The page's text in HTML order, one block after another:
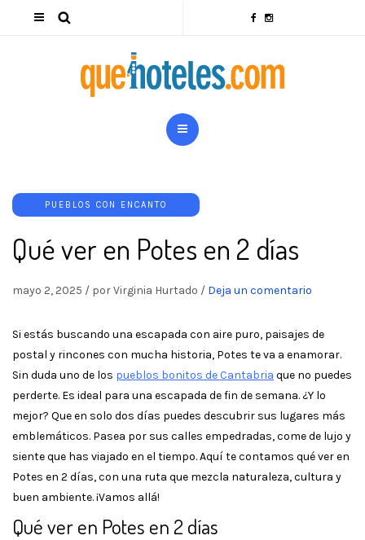
PUEBLOS CON ENCANTO
Qué ver en Potes en 2 días
mayo 2, 2025 / por Virginia Hurtado / Deja un comentario
Si estás buscando una escapada con aire puro, paisajes de
postal y rincones con mucha historia, Potes te va a enamorar.
Sin duda uno de los pueblos bonitos de Cantabria que no puedes
perderte. Es ideal para una escapada de fin de semana. ¿Y lo
mejor? Que en solo dos días puedes descubrir sus lugares más
emblemáticos. Pasea por sus calles empedradas, come de lujo y
siente que has viajado en el tiempo. Aquí te contamos qué ver en
Potes en 2 días, con una ruta que mezcla naturaleza, cultura y
buen ambiente. ¡Vamos allá!
Qué ver en Potes en 2 días